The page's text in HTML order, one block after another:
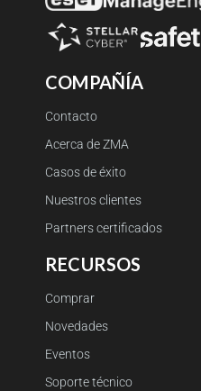
COMPAÑÍA
Contacto
Acerca de ZMA
Casos de éxito
Nuestros clientes
Partners certificados
RECURSOS
Comprar
Novedades
Eventos
Soporte técnico